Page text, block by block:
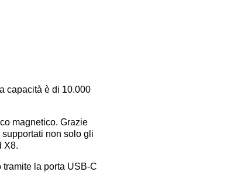
capacità è di 10.000
magnetico. Grazie
non solo gli
X8.
la porta USB-C